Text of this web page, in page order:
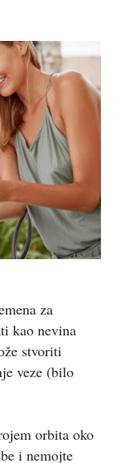
za
kao nevina
stvoriti
veze (bilo
orbita oko
i nemojte